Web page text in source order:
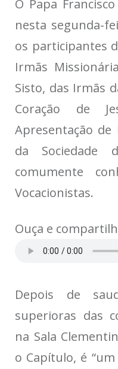
O Papa
nesta segunda-
os participantes
Irmãs
Sisto, das Irmãs
Coração de
Apresentação
da Sociedade
comumente
Vocacionistas.
Ouça e
Depois de
superioras das
na Sala
o Capítulo, é